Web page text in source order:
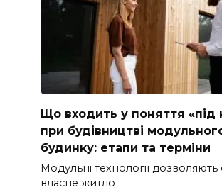
Що входить у поняття «під
при будівництві
будинку: етапи та терміни
Модульні технології
власне житло